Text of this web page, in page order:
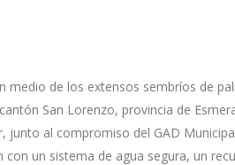
medio de los extensos sembríos de
San Lorenzo, provincia de
junto al compromiso del GAD
un sistema de agua segura, un